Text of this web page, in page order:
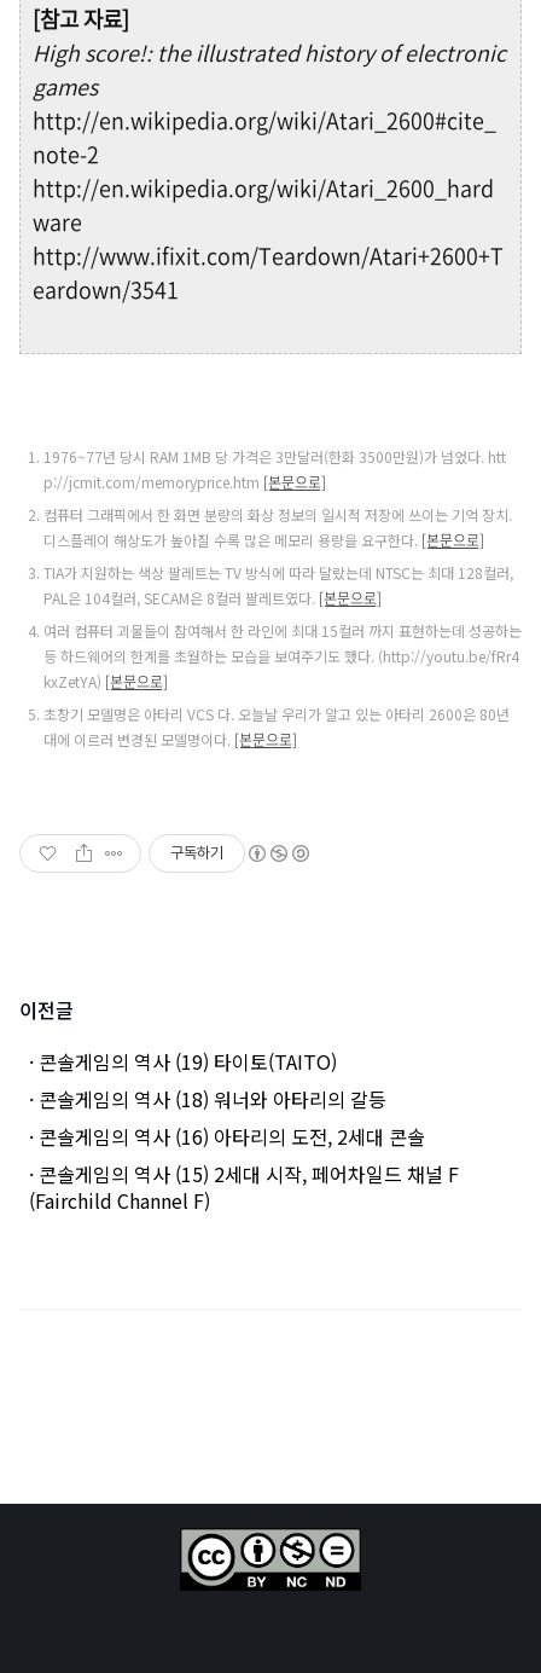
[참고 자료]
High score!: the illustrated history of electronic
games
http://en.wikipedia.org/wiki/Atari_2600#cite_
note-2
http://en.wikipedia.org/wiki/Atari_2600_hard
ware
http://www.ifixit.com/Teardown/Atari+2600+T
eardown/3541
1976~77년 당시 RAM 1MB 당 가격은 3만달러(한화 3500만원)가 넘었다. htt
p://jcmit.com/memoryprice.htm [본문으로]
컴퓨터 그래픽에서 한 화면 분량의 화상 정보의 일시적 저장에 쓰이는 기억 장치.
디스플레이 해상도가 높아질 수록 많은 메모리 용량을 요구한다. [본문으로]
TIA가 지원하는 색상 팔레트는 TV 방식에 따라 달랐는데 NTSC는 최대 128컬러,
PAL은 104컬러, SECAM은 8컬러 팔레트였다. [본문으로]
여러 컴퓨터 괴물들이 참여해서 한 라인에 최대 15컬러 까지 표현하는데 성공하는
등 하드웨어의 한계를 초월하는 모습을 보여주기도 했다. (http://youtu.be/fRr4
kxZetYA) [본문으로]
초창기 모델명은 아타리 VCS 다. 오늘날 우리가 알고 있는 아타리 2600은 80년
대에 이르러 변경된 모델명이다. [본문으로]
구독하기
이전글
· 콘솔게임의 역사 (19) 타이토(TAITO)
· 콘솔게임의 역사 (18) 워너와 아타리의 갈등
· 콘솔게임의 역사 (16) 아타리의 도전, 2세대 콘솔
· 콘솔게임의 역사 (15) 2세대 시작, 페어차일드 채널 F
(Fairchild Channel F)